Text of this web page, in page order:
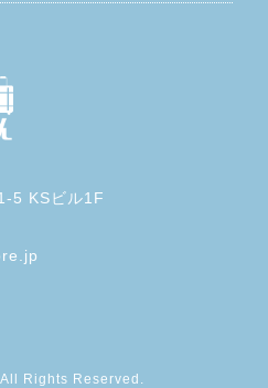
5 KSビル1F
All Rights Reserved.